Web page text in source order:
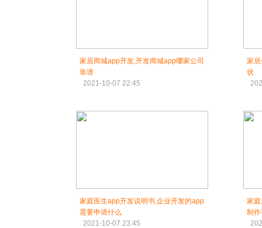
家居商城app开发,开发商城app哪家公司
靠谱
2021-10-07 22:45
家
状
家庭医生app开发说明书,企业开发的app
需要申请什么
2021-10-07 23:45
家
制